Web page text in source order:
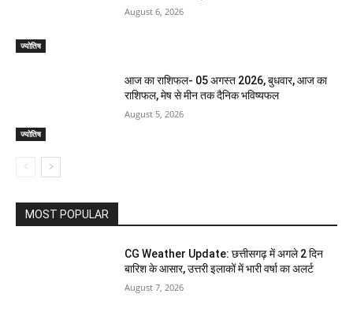
ज्योतिष
August 6, 2026
ज्योतिष
आज का राशिफल- 05 अगस्त 2026, बुधवार, आज का
राशिफल, मेष से मीन तक दैनिक भविष्यफल
August 5, 2026
MOST POPULAR
CG Weather Update: छत्तीसगढ़ में अगले 2 दिन
बारिश के आसार, उत्तरी इलाकों में भारी वर्षा का अलर्ट
August 7, 2026